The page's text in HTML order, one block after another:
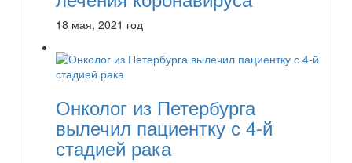
18 мая, 2021 год
Онколог из Петербурга
вылечил пациентку с 4-й
стадией рака